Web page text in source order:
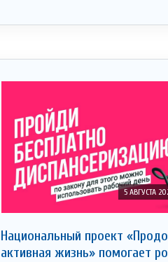
5 АВГУСТА
Национальный проект
активная жизнь» помогает